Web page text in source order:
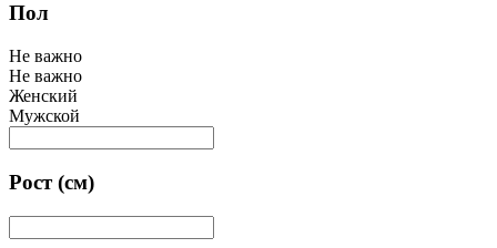
Пол
Не важно
Не важно
Женский
Мужской
Рост (см)